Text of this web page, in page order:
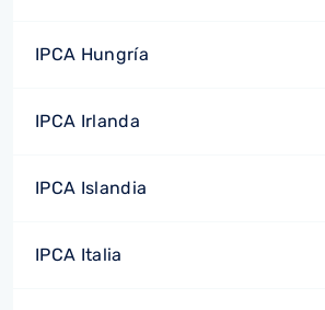
IPCA Hungría
IPCA Irlanda
IPCA Islandia
IPCA Italia